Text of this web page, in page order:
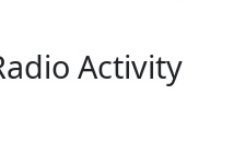
Activity